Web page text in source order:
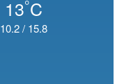
13 C
10.2/ 15.8